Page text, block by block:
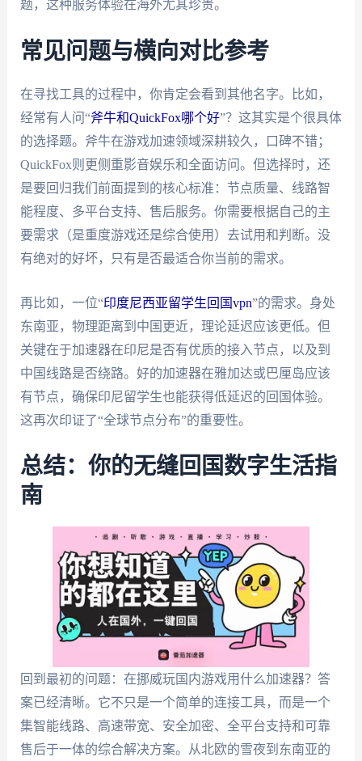
题，这种服务体验在海外尤其珍贵。
常见问题与横向对比参考
在寻找工具的过程中，你肯定会看到其他名字。比如，
经常有人问“斧牛和QuickFox哪个好”？这其实是个很具体
的选择题。斧牛在游戏加速领域深耕较久，口碑不错；
QuickFox则更侧重影音娱乐和全面访问。但选择时，还
是要回归我们前面提到的核心标准：节点质量、线路智
能程度、多平台支持、售后服务。你需要根据自己的主
要需求（是重度游戏还是综合使用）去试用和判断。没
有绝对的好坏，只有是否最适合你当前的需求。
再比如，一位“印度尼西亚留学生回国vpn”的需求。身处
东南亚，物理距离到中国更近，理论延迟应该更低。但
关键在于加速器在印尼是否有优质的接入节点，以及到
中国线路是否绕路。好的加速器在雅加达或巴厘岛应该
有节点，确保印尼留学生也能获得低延迟的回国体验。
这再次印证了“全球节点分布”的重要性。
总结：你的无缝回国数字生活指
南
回到最初的问题：在挪威玩国内游戏用什么加速器？答
案已经清晰。它不只是一个简单的连接工具，而是一个
集智能线路、高速带宽、安全加密、全平台支持和可靠
售后于一体的综合解决方案。从北欧的雪夜到东南亚的